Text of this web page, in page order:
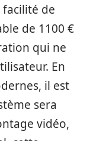
de
de 1100 €
qui ne
En
il est
sera
vidéo,